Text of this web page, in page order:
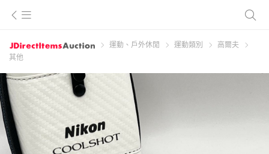
運動、戶外休閒 運動類別
高爾夫
其他